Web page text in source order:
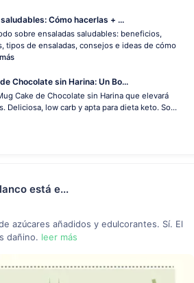
Cómo hacerlas + ...
sobre ensaladas saludables: beneficios,
tipos de ensaladas, consejos e ideas de cómo
Chocolate sin Harina: Un Bo...
Cake de Chocolate sin Harina que elevará
Deliciosa, low carb y apta para dieta keto. So...
está e...
azúcares añadidos y edulcorantes. Sí. El
dañino. leer más